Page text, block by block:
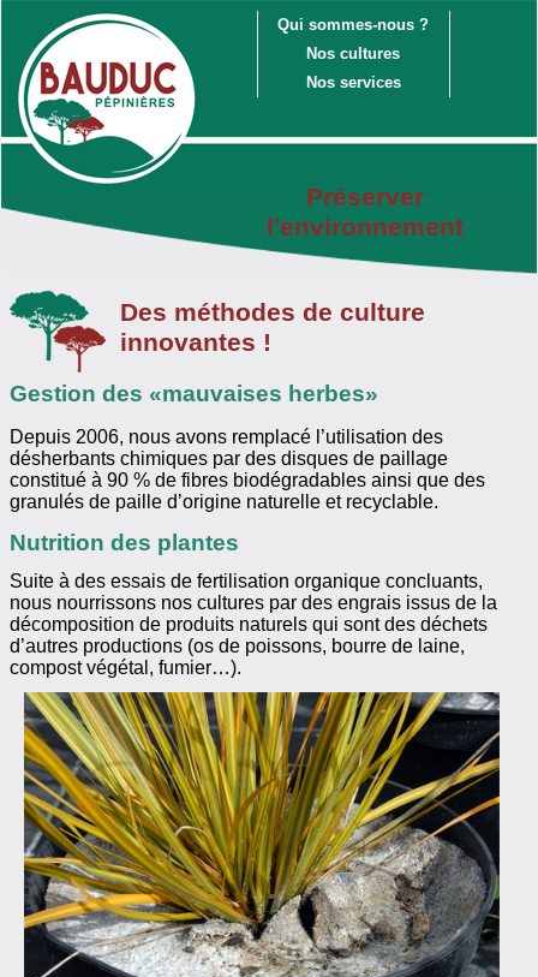
Des méthodes de culture
innovantes !
Gestion des «mauvaises herbes»
Depuis 2006, nous avons remplacé l’utilisation des
désherbants chimiques par des disques de paillage
constitué à 90 % de fibres biodégradables ainsi que des
granulés de paille d’origine naturelle et recyclable.
Nutrition des plantes
Suite à des essais de fertilisation organique concluants,
nous nourrissons nos cultures par des engrais issus de la
décomposition de produits naturels qui sont des déchets
d’autres productions (os de poissons, bourre de laine,
compost végétal, fumier…).
Préserver
l'environnement
Qui sommes-nous ?
Nos cultures
Nos services